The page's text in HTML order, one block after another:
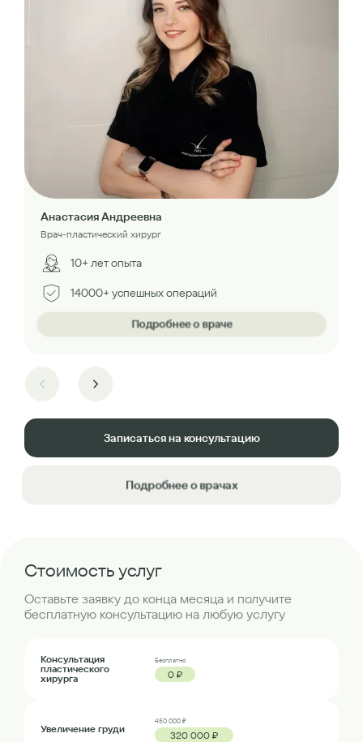
Анастасия Андреевна
Врач-пластический хирург
10+ лет опыта
14000+ успешных операций
Подробнее о враче
Записаться на консультацию
Подробнее о врачах
Стоимость услуг
Оставьте заявку до конца месяца и получите
бесплатную консультацию на любую услугу
Консультация
пластического
хирурга
Бесплатно
0 ₽
Увеличение груди
450 000 ₽
320 000 ₽